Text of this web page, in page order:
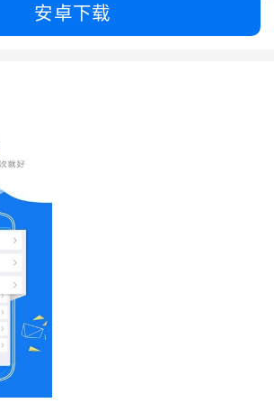
安卓下载